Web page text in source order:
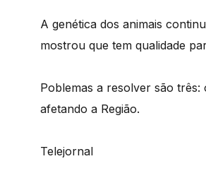
A genética dos animais
mostrou que tem qualidade
Poblemas a resolver são três:
afetando a Região.
Telejornal